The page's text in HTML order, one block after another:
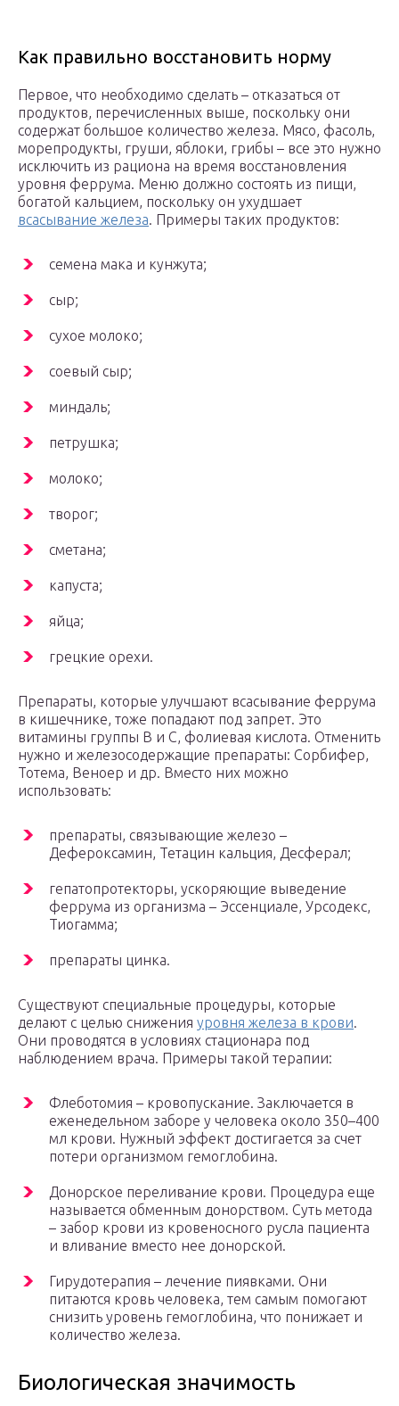
Как правильно восстановить норму
Первое, что необходимо сделать – отказаться от
продуктов, перечисленных выше, поскольку они
содержат большое количество железа. Мясо, фасоль,
морепродукты, груши, яблоки, грибы – все это нужно
исключить из рациона на время восстановления
уровня феррума. Меню должно состоять из пищи,
богатой кальцием, поскольку он ухудшает
всасывание железа. Примеры таких продуктов:
семена мака и кунжута;
сыр;
сухое молоко;
соевый сыр;
миндаль;
петрушка;
молоко;
творог;
сметана;
капуста;
яйца;
грецкие орехи.
Препараты, которые улучшают всасывание феррума
в кишечнике, тоже попадают под запрет. Это
витамины группы В и С, фолиевая кислота. Отменить
нужно и железосодержащие препараты: Сорбифер,
Тотема, Веноер и др. Вместо них можно
использовать:
препараты, связывающие железо –
Дефероксамин, Тетацин кальция, Десферал;
гепатопротекторы, ускоряющие выведение
феррума из организма – Эссенциале, Урсодекс,
Тиогамма;
препараты цинка.
Существуют специальные процедуры, которые
делают с целью снижения уровня железа в крови.
Они проводятся в условиях стационара под
наблюдением врача. Примеры такой терапии:
Флеботомия – кровопускание. Заключается в
еженедельном заборе у человека около 350–400
мл крови. Нужный эффект достигается за счет
потери организмом гемоглобина.
Донорское переливание крови. Процедура еще
называется обменным донорством. Суть метода
– забор крови из кровеносного русла пациента
и вливание вместо нее донорской.
Гирудотерапия – лечение пиявками. Они
питаются кровь человека, тем самым помогают
снизить уровень гемоглобина, что понижает и
количество железа.
Биологическая значимость